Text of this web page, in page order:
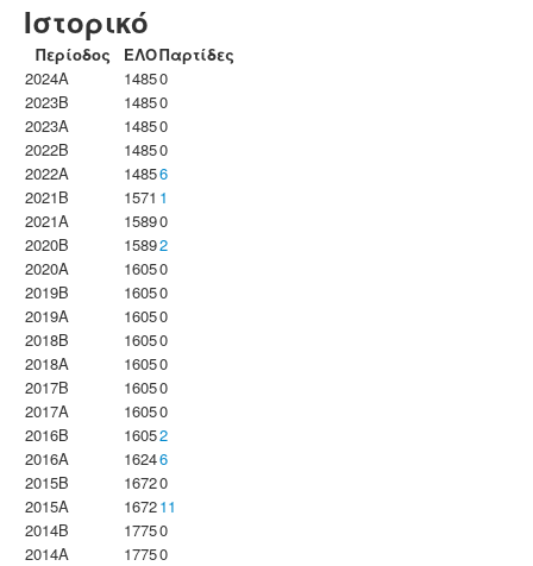
Ιστορικό
Περίοδος ΕΛΟΠαρτίδες
2024A
14850
2023B
14850
2023Α
14850
2022B
14850
2022A
14856
2021B
1571 1
2021A
15890
2020B
15892
2020A
16050
2019B
16050
2019A
16050
2018B
16050
2018A
16050
2017B
16050
2017A
16050
2016B
16052
2016A
16246
2015B
16720
2015A
167211
2014B
17750
2014A
17750